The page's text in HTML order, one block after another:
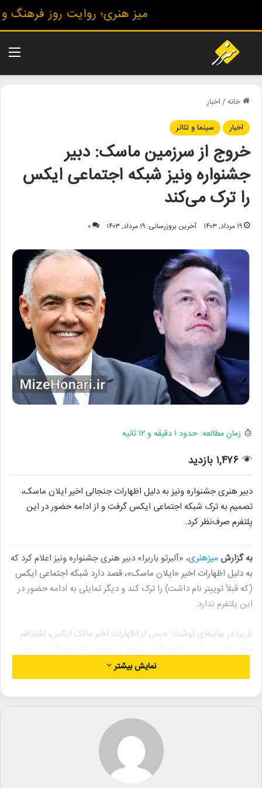
میز هنری؛ روایت روز فرهنگ و
خانه/اخبار
اخبار
سینما و تئاتر
خروج از سرزمین ماسک: دبیر
جشنواره ونیز شبکه اجتماعی ایکس
را ترک می‌کند
۱۹ مرداد, ۱۴۰۳ آخرین بروزرسانی: ۱۹ مرداد, ۱۴۰۳ ۰
زمان مطالعه: حدود ۱ دقیقه و ۱۲ ثانیه
۱,۴۷۶ بازدید
دبیر هنری جشنواره ونیز به دلیل اظهارات جنجالی اخیر ایلان ماسک،
تصمیم به ترک شبکه اجتماعی ایکس گرفت و از ادامه حضور در این
پلتفرم صرف‌نظر کرد.
به گزارش میزهنری، «آلبرتو باربرا» دبیر هنری جشنواره ونیز اعلام کرد که
به دلیل اظهارات اخیر «ایلان ماسک»، قصد دارد شبکه اجتماعی ایکس
(که قبلاً توییتر نام داشت) را ترک کند و دیگر تمایلی به ادامه حضور در
این پلتفرم ندارد.
باربرا در بیانیه‌ای نوشت: «پس از اظهارات اخیر مالک ایکس، اشتیاقم
اهداف و نیت‌های این شبکه اجتماعی دیگر با من همسو نیست.»
هرچند باربرا مشخصاً به کدام اظهارات ماسک اشاره نکرده است، اما به
نظر می‌رسد واکنش او به صحبت‌های اخیر ماسک در مورد بریتانیا و
نژادپرستی در این کشور باشد. ماسک چند روز پیش اعلام کرده بود که
بریتانیا به دلیل شورش‌های نژادی اخیر در آستانه یک «جنگ داخلی»
است. او همچنین در پیامی دیگر «استیون پارکینسون»، رئیس دادستانی
عمومی بریتانیا، را «اشتازی ووک» نامیده بود. پارکینسون پیش‌تر گفته
نمایش بیشتر